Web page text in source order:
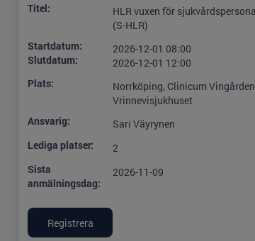
Titel:
HLR vuxen för
(S-HLR)
Startdatum:
Slutdatum:
2026-12-01 08:00
2026-12-01 12:00
Plats:
Norrköping, Clinicum
Vrinnevisjukhuset
Ansvarig:
Sari Väyrynen
Lediga platser:
2
Sista
anmälningsdag:
2026-11-09